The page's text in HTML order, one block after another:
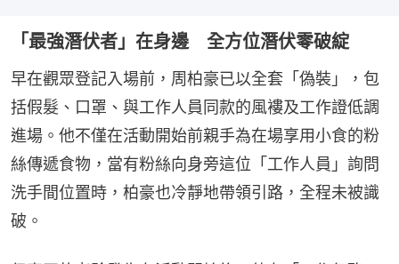
「最強潛伏者」在身邊 全方位潛伏零破綻
早在觀眾登記入場前，周柏豪已以全套「偽裝」，包
括假髮、口罩、與工作人員同款的風褸及工作證低調
進場。他不僅在活動開始前親手為在場享用小食的粉
絲傳遞食物，當有粉絲向身旁這位「工作人員」詢問
洗手間位置時，柏豪也冷靜地帶領引路，全程未被識
破。